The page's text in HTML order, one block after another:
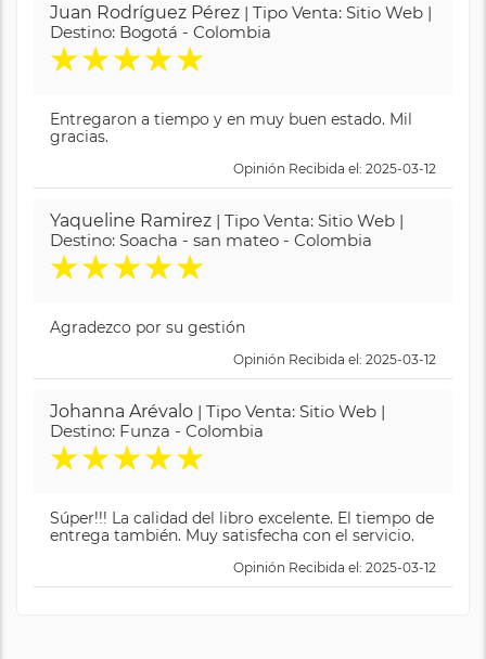
Juan Rodríguez Pérez | Tipo Venta: Sitio Web |
Destino: Bogotá - Colombia
★★★★★
Entregaron a tiempo y en muy buen estado. Mil
gracias.
Opinión Recibida el: 2025-03-12
Yaqueline Ramirez | Tipo Venta: Sitio Web |
Destino: Soacha - san mateo - Colombia
★★★★★
Agradezco por su gestión
Opinión Recibida el: 2025-03-12
Johanna Arévalo | Tipo Venta: Sitio Web |
Destino: Funza - Colombia
★★★★★
Súper!!! La calidad del libro excelente. El tiempo de
entrega también. Muy satisfecha con el servicio.
Opinión Recibida el: 2025-03-12